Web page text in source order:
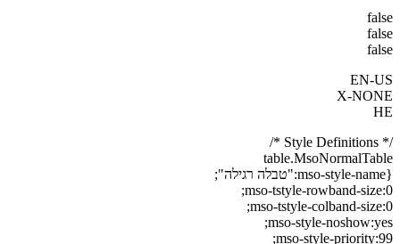
false
false
false
EN-US
X-NONE
HE
/* Style Definitions */
table.MsoNormalTable
{mso-style-name:"טבלה רגילה";
mso-tstyle-rowband-size:0;
mso-tstyle-colband-size:0;
mso-style-noshow:yes;
mso-style-priority:99;